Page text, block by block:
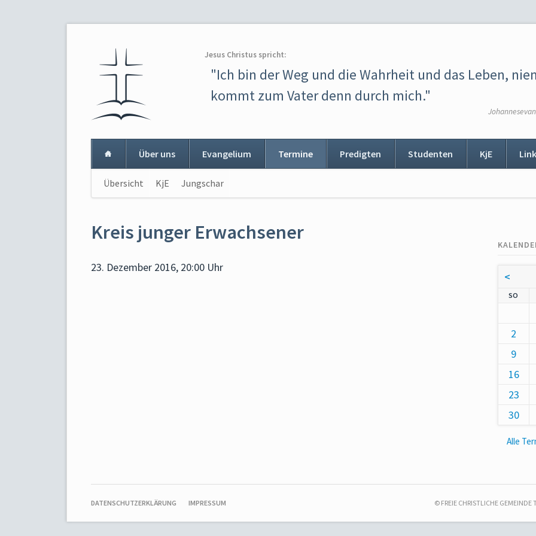
Jesus Christus spricht:
"Ich bin der Weg und die Wahrheit und das Leben,
kommt zum Vater denn durch mich."
Über uns Evangelium Termine Predigten Studenten KjE
Navigation
überspringen
Übersicht KjE Jungschar
Kreis junger Erwachsener
23. Dezember 2016, 20:00 Uhr
<
SO
2
9
16
23
30
Alle
NAVIGATION
DATENSCHUTZERKLÄRUNG IMPRESSUM © FREIE CHRISTLICHE GEMEINDE